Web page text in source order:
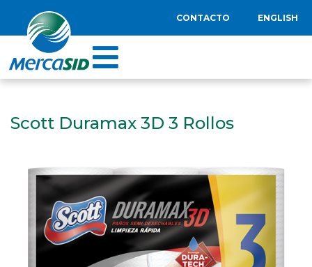
CONTACTO ENGLISH
Scott Duramax 3D 3 Rollos